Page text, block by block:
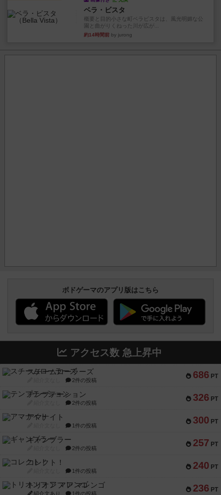
ベラ・ビスタ
概要と目的小さな町ベラビスタは、風光明媚な公
園と曲がりくねった川が広が...
約14時間前 by jurong
ボドゲーマのアプリ版はこちら
アクセス数 急上昇中
686 PT
スチームローラーズ
2件の投稿
326 PT
テンプテーション
2件の投稿
300 PT
アマナイト
1件の投稿
257 PT
ギャンブラー
2件の投稿
240 PT
コレクト！
1件の投稿
236 PT
トリオンフ ア マレンゴ
紹介文あり 1件の投稿